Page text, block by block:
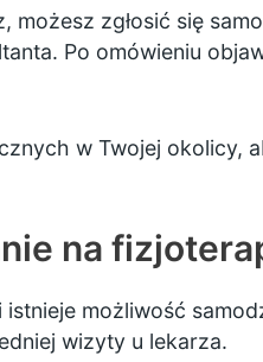
możesz zgłosić się
Po omówieniu
w Twojej okolicy,
na
możliwość
wizyty u lekarza.